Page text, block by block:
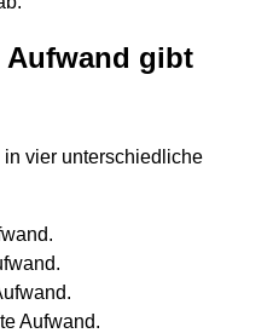
Aufwand gibt
vier unterschiedliche
Aufwand.